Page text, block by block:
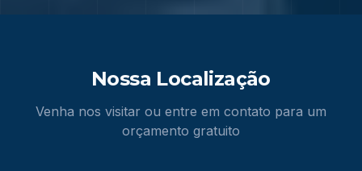
Nossa Localização
Venha nos visitar ou entre em contato para um
orçamento gratuito